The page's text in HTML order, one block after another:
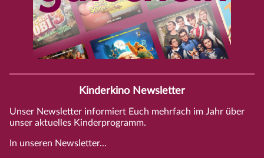
Kinderkino Newsletter
Unser Newsletter informiert Euch mehrfach im Jahr über
unser aktuelles Kinderprogramm.
In unseren Newsletter...